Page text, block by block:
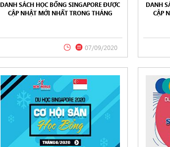
DANH SÁCH HỌC BỔNG SINGAPORE ĐƯỢC
CẬP NHẬT MỚI NHẤT TRONG THÁNG
07/09/2020
DANH
CẬP